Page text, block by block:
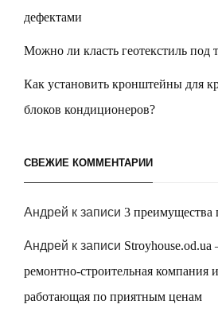
дефектами
Можно ли класть геотекстиль под
Как установить кронштейны для
блоков кондиционеров?
СВЕЖИЕ КОММЕНТАРИИ
Андрей к записи 3 преимущества
Андрей к записи Stroyhouse.od.ua
ремонтно-строительная компания
работающая по приятным ценам